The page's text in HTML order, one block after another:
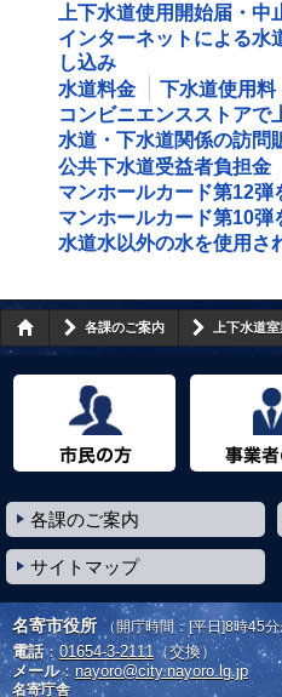
上下水道使用開始届・中
インターネットによる水
し込み
水道料金
下水道使用料
コンビニエンスストアで
水道・下水道関係の訪問
公共下水道受益者負担金
マンホールカード第12弾
マンホールカード第10弾
水道水以外の水を使用さ
各課のご案内 上下水道
各課のご案内
サイトマップ
名寄市役所 （開庁時間：[平日]8時45
電話：01654-3-2111 （交換）
メール： nayoro@city.nayoro.lg.jp
名寄庁舎